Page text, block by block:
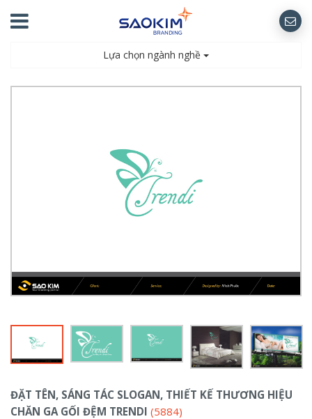
Lựa chọn ngành nghề
ĐẶT TÊN, SÁNG TÁC SLOGAN, THIẾT KẾ THƯƠNG HIỆU
CHĂN GA GỐI ĐỆM TRENDI (5884)